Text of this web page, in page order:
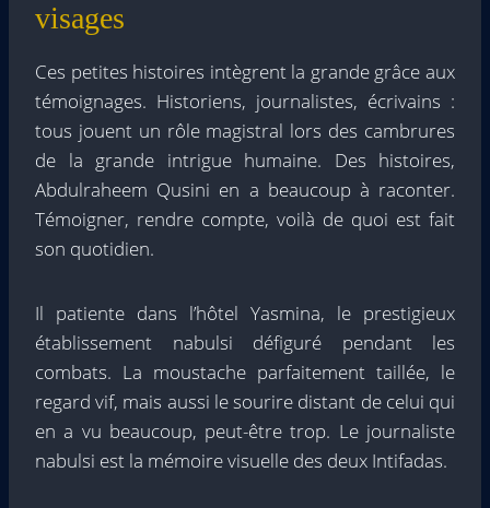
visages
Ces petites histoires intègrent la grande grâce aux
témoignages. Historiens, journalistes, écrivains :
tous jouent un rôle magistral lors des cambrures
de la grande intrigue humaine. Des histoires,
Abdulraheem Qusini en a beaucoup à raconter.
Témoigner, rendre compte, voilà de quoi est fait
son quotidien.
Il patiente dans l’hôtel Yasmina, le prestigieux
établissement nabulsi défiguré pendant les
combats. La moustache parfaitement taillée, le
regard vif, mais aussi le sourire distant de celui qui
en a vu beaucoup, peut-être trop. Le journaliste
nabulsi est la mémoire visuelle des deux Intifadas.